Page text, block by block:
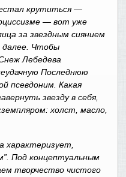
крутиться —
— вот уже
за звездным сиянием
далее. Чтобы
Лебедева
Последнюю
псевдоним. Какая
звезду в себя,
холст, масло,
характеризует,
Под концептуальным
творчество чистого